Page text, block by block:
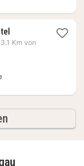
1
Nacht
3.1 Km von